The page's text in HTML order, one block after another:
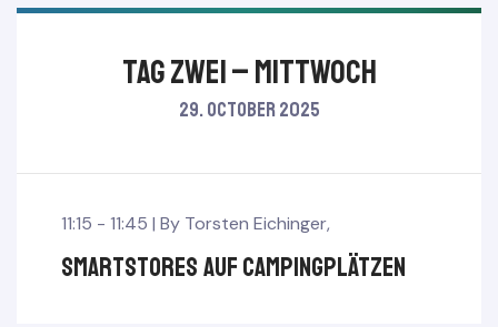
TAG ZWEI – Mittwoch
29. October 2025
11:15 - 11:45 | By Torsten Eichinger,
SmartStores auf Campingplätzen